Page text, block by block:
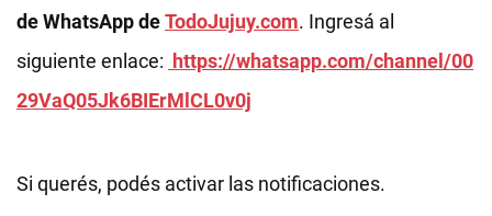
de WhatsApp deTodoJujuy.com. Ingresá al
siguiente enlace: https://whatsapp.com/channel/00
29VaQ05Jk6BIErMlCL0v0j
Si querés, podés activar las notificaciones.